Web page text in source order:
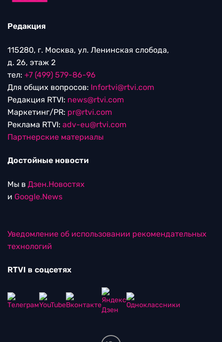
Редакция
115280, г. Москва, ул. Ленинская слобода,
д. 26, этаж 2
тел: +7 (499) 579-86-96
Для общих вопросов: Infortvi@rtvi.com
Редакция RTVI: news@rtvi.com
Маркетинг/PR: pr@rtvi.com
Реклама RTVI: adv-eu@rtvi.com
Партнерские материалы
Достойные новости
Мы в Дзен.Новостях
и Google.News
Уведомление об использовании рекомендательных
технологий
RTVI в соцсетях